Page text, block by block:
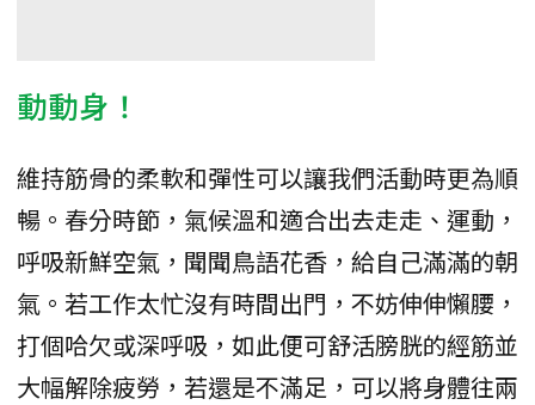
動動身！
維持筋骨的柔軟和彈性可以讓我們活動時更為順
暢。春分時節，氣候溫和適合出去走走、運動，
呼吸新鮮空氣，聞聞鳥語花香，給自己滿滿的朝
氣。若工作太忙沒有時間出門，不妨伸伸懶腰，
打個哈欠或深呼吸，如此便可舒活膀胱的經筋並
大幅解除疲勞，若還是不滿足，可以將身體往兩